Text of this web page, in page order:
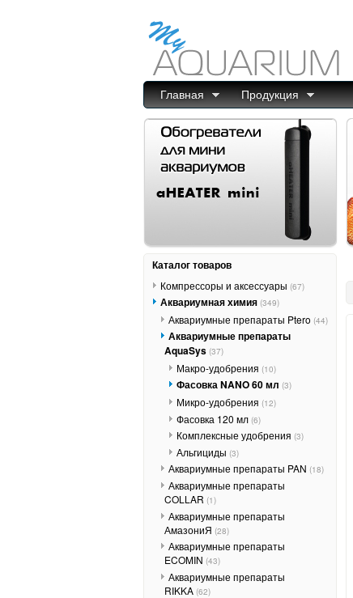
Главная Продукция
Каталог товаров
Компрессоры и аксессуары (67)
Аквариумная химия (349)
Аквариумные препараты Ptero (44)
Аквариумные препараты
AquaSys (37)
Макро-удобрения (10)
Фасовка NANO 60 мл (3)
Микро-удобрения (12)
Фасовка 120 мл (6)
Комплексные удобрения (3)
Альгициды (3)
Аквариумные препараты PAN (18)
Аквариумные препараты
COLLAR (1)
Аквариумные препараты
АмазониЯ (28)
Аквариумные препараты
ECOMIN (43)
Аквариумные препараты
RIKKA (62)